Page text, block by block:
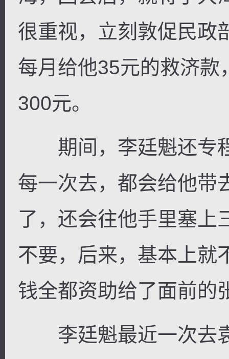
很重视，立刻敦促民政
每月给他35元的救济款
300元。
期间，李廷魁还专
每一次去，都会给他带
了，还会往他手里塞上
不要，后来，基本上就
钱全都资助给了面前的
李廷魁最近一次去